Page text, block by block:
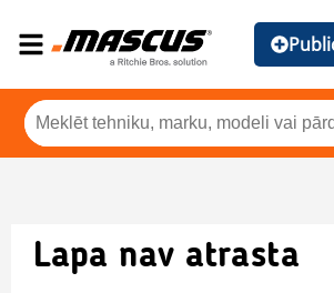
Lapa nav atrasta